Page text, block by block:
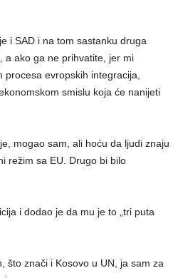
i SAD i na tom sastanku druga
a ako ga ne prihvatite, jer mi
procesa evropskih integracija,
smislu koja će nanijeti
mogao sam, ali hoću da ljudi znaju
režim sa EU. Drugo bi bilo
i dodao je da mu je to „tri puta
što znači i Kosovo u UN, ja sam za